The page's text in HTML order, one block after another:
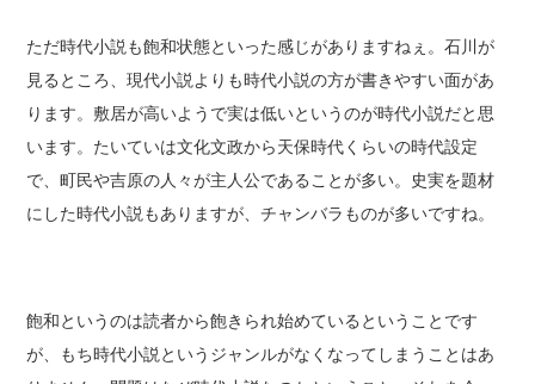
ただ時代小説も飽和状態といった感じがありますねぇ。石川が
見るところ、現代小説よりも時代小説の方が書きやすい面があ
ります。敷居が高いようで実は低いというのが時代小説だと思
います。たいていは文化文政から天保時代くらいの時代設定
で、町民や吉原の人々が主人公であることが多い。史実を題材
にした時代小説もありますが、チャンバラものが多いですね。
飽和というのは読者から飽きられ始めているということです
が、もち時代小説というジャンルがなくなってしまうことはあ